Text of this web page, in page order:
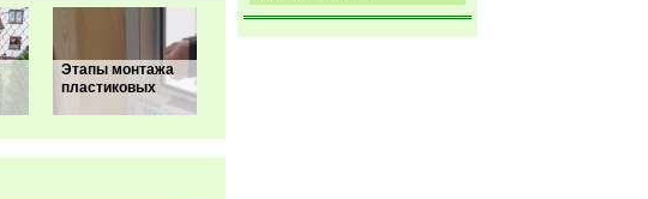
Этапы монтажа
пластиковых